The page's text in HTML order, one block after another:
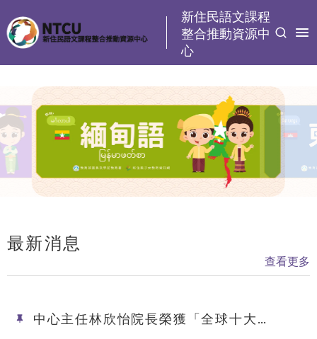
新住民語文課程
整合推動資源中
心
最新消息
查看更多
中心主任林欣怡院長榮獲「全球十大頂